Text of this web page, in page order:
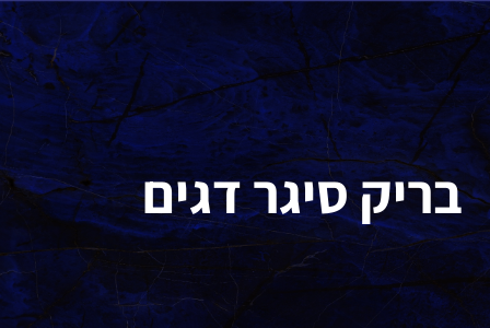
בריק סיגר דגים